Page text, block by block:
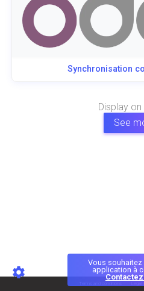
Vous souhaitez
application à
Synchronisation
Display on
See